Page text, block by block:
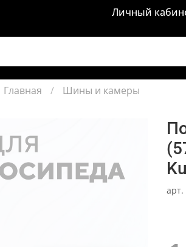
Личный
Главная Шины и камеры
арт.